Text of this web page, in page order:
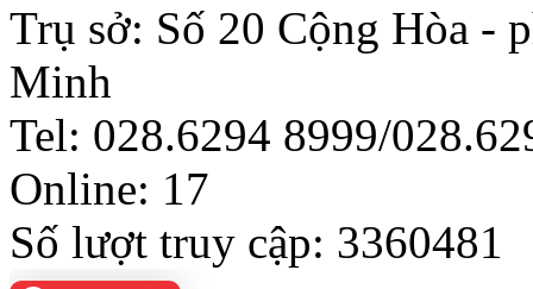
Trụ sở: Số 20 Cộng Hòa -
Minh
Tel: 028.6294 8999/
Online: 17
Số lượt truy cập: 3360481